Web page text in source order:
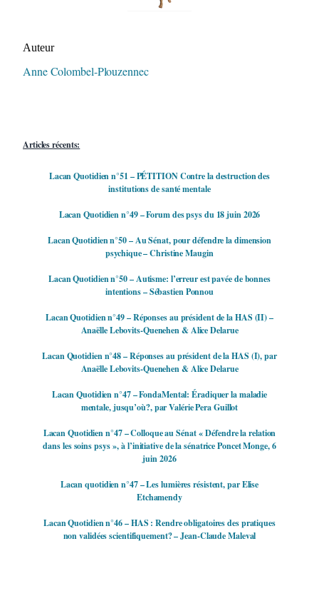
Auteur
Anne Colombel-Plouzennec
Articles récents:
Lacan Quotidien n°51 – PÉTITION Contre la destruction des
institutions de santé mentale
Lacan Quotidien n°49 – Forum des psys du 18 juin 2026
Lacan Quotidien n°50 – Au Sénat, pour défendre la dimension
psychique – Christine Maugin
Lacan Quotidien n°50 – Autisme: l’erreur est pavée de bonnes
intentions – Sébastien Ponnou
Lacan Quotidien n°49 – Réponses au président de la HAS (II) –
Anaëlle Lebovits-Quenehen & Alice Delarue
Lacan Quotidien n°48 – Réponses au président de la HAS (I), par
Anaëlle Lebovits-Quenehen & Alice Delarue
Lacan Quotidien n°47 – FondaMental: Éradiquer la maladie
mentale, jusqu’où?, par Valérie Pera Guillot
Lacan Quotidien n°47 – Colloque au Sénat « Défendre la relation
dans les soins psys », à l’initiative de la sénatrice Poncet Monge, 6
juin 2026
Lacan quotidien n°47 – Les lumières résistent, par Elise
Etchamendy
Lacan Quotidien n°46 – HAS : Rendre obligatoires des pratiques
non validées scientifiquement? – Jean-Claude Maleval